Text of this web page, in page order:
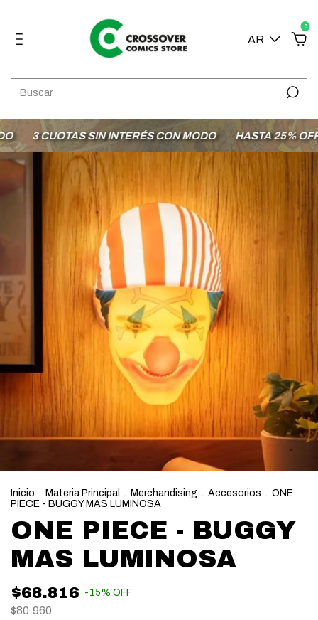
AR
0
3 CUOTAS SIN INTERÉS CON MODO HASTA 25% OFF
Inicio . Materia Principal . Merchandising . Accesorios . ONE
PIECE - BUGGY MAS LUMINOSA
ONE PIECE - BUGGY
MAS LUMINOSA
$68.816 - 15% OFF
$80.960